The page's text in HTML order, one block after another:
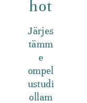
hot
Järjes
tämm
e
ompel
ustudi
ollam